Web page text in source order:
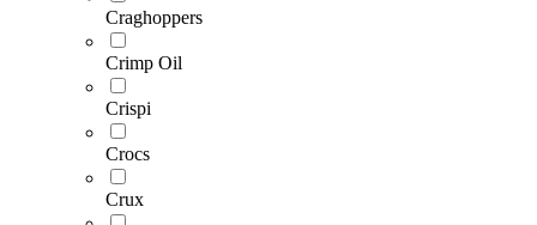
Craghoppers
Crimp Oil
Crispi
Crocs
Crux